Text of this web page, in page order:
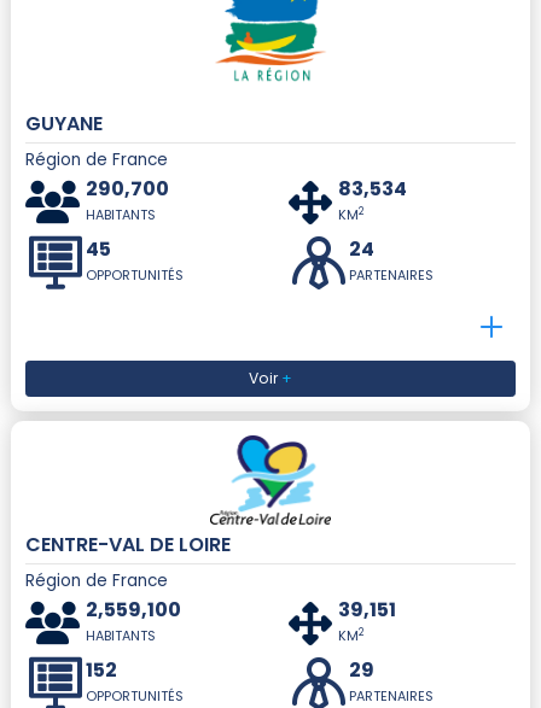
GUYANE
Région de France
290,700
HABITANTS
83,534
KM2
45
OPPORTUNITÉS
24
PARTENAIRES
Voir+
CENTRE-VAL DE LOIRE
Région de France
2,559,100
HABITANTS
39,151
KM2
152
OPPORTUNITÉS
29
PARTENAIRES